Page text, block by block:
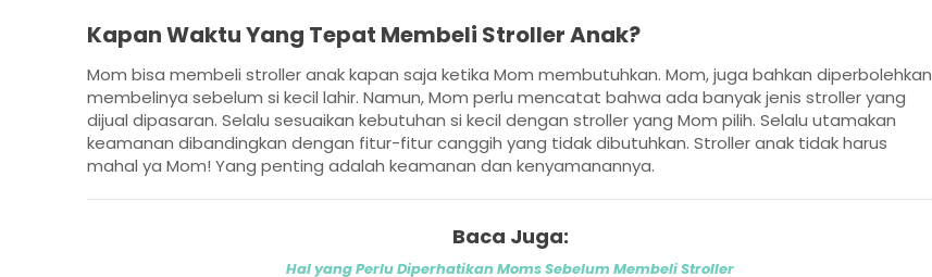
Kapan Waktu Yang Tepat Membeli Stroller Anak?
Mom bisa membeli stroller anak kapan saja ketika Mom membutuhkan. Mom, juga bahkan diperbolehkan
membelinya sebelum si kecil lahir. Namun, Mom perlu mencatat bahwa ada banyak jenis stroller yang
dijual dipasaran. Selalu sesuaikan kebutuhan si kecil dengan stroller yang Mom pilih. Selalu utamakan
keamanan dibandingkan dengan fitur-fitur canggih yang tidak dibutuhkan. Stroller anak tidak harus
mahal ya Mom! Yang penting adalah keamanan dan kenyamanannya.
Baca Juga:
Hal yang Perlu Diperhatikan Moms Sebelum Membeli Stroller